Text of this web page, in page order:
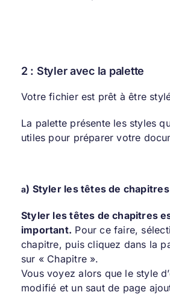
2 : Styler avec la palette
Votre fichier est prêt à être
La palette présente les styles
utiles pour préparer votre
a) Styler les têtes de chapitres
Styler les têtes de chapitres
important. Pour ce faire,
chapitre, puis cliquez dans la
sur « Chapitre ».
Vous voyez alors que le style
modifié et un saut de page